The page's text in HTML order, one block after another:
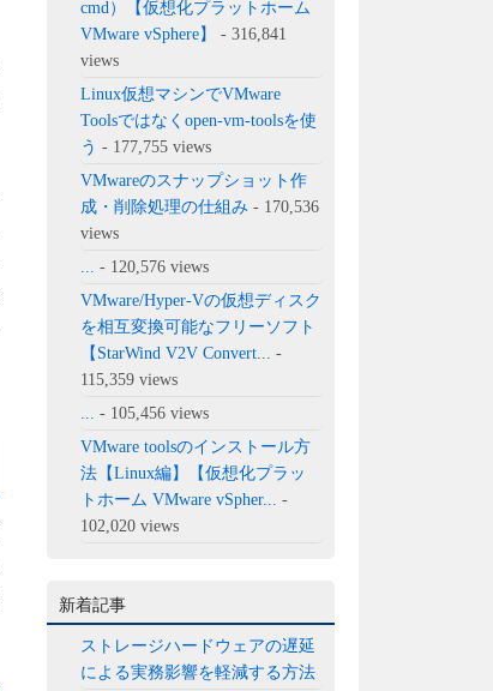
cmd）【仮想化プラットホーム
VMware vSphere】
- 316,841
views
Linux仮想マシンでVMware
Toolsではなくopen-vm-toolsを使
う - 177,755 views
VMwareのスナップショット作
成・削除処理の仕組み - 170,536
views
- 120,576 views
VMware/Hyper-Vの仮想ディスク
を相互変換可能なフリーソフト
【StarWind V2V Convert...
-
115,359 views
- 105,456 views
VMware toolsのインストール方
法【Linux編】【仮想化プラッ
トホーム VMware vSpher...
-
102,020 views
新着記事
ストレージハードウェアの遅延
による実務影響を軽減する方法